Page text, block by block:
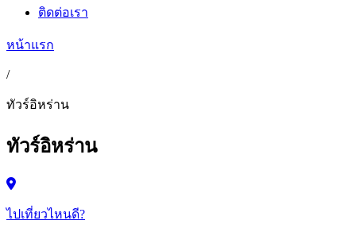
ติดต่อเรา
หน้าแรก
/
ทัวร์อิหร่าน
ทัวร์อิหร่าน
ไปเที่ยวไหนดี?